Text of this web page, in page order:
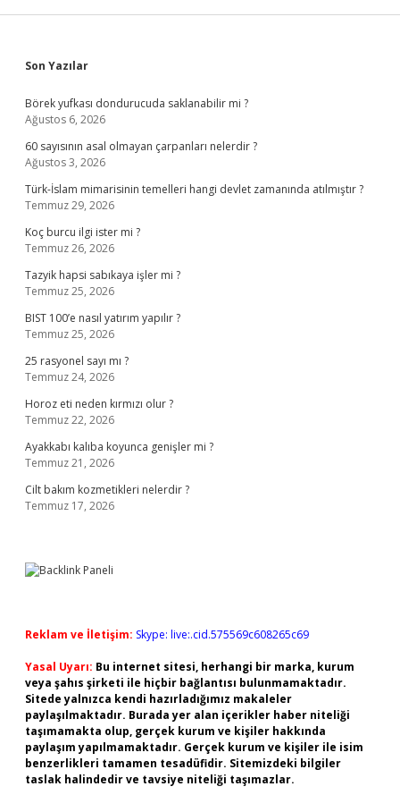
Sidebar
Son Yazılar
Börek yufkası dondurucuda saklanabilir mi ?
Ağustos 6, 2026
60 sayısının asal olmayan çarpanları nelerdir ?
Ağustos 3, 2026
Türk-İslam mimarisinin temelleri hangi devlet zamanında atılmıştır ?
Temmuz 29, 2026
Koç burcu ilgi ister mi ?
Temmuz 26, 2026
Tazyik hapsi sabıkaya işler mi ?
Temmuz 25, 2026
BIST 100’e nasıl yatırım yapılır ?
Temmuz 25, 2026
25 rasyonel sayı mı ?
Temmuz 24, 2026
Horoz eti neden kırmızı olur ?
Temmuz 22, 2026
Ayakkabı kalıba koyunca genişler mi ?
Temmuz 21, 2026
Cilt bakım kozmetikleri nelerdir ?
Temmuz 17, 2026
Reklam ve İletişim: Skype: live:.cid.575569c608265c69
Yasal Uyarı: Bu internet sitesi, herhangi bir marka, kurum
veya şahıs şirketi ile hiçbir bağlantısı bulunmamaktadır.
Sitede yalnızca kendi hazırladığımız makaleler
paylaşılmaktadır. Burada yer alan içerikler haber niteliği
taşımamakta olup, gerçek kurum ve kişiler hakkında
paylaşım yapılmamaktadır. Gerçek kurum ve kişiler ile isim
benzerlikleri tamamen tesadüfidir. Sitemizdeki bilgiler
taslak halindedir ve tavsiye niteliği taşımazlar.